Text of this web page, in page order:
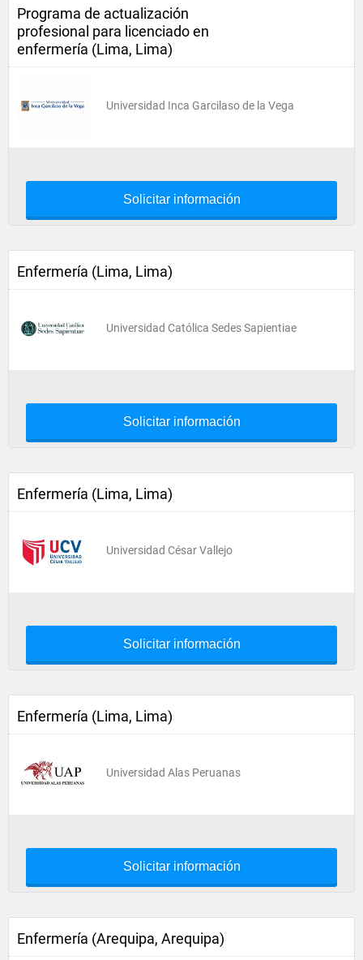
Programa de actualización
profesional para licenciado en
enfermería (Lima, Lima)
Universidad Inca Garcilaso de la Vega
Solicitar información
Enfermería (Lima, Lima)
Universidad Católica Sedes Sapientiae
Solicitar información
Enfermería (Lima, Lima)
Universidad César Vallejo
Solicitar información
Enfermería (Lima, Lima)
Universidad Alas Peruanas
Solicitar información
Enfermería (Arequipa, Arequipa)